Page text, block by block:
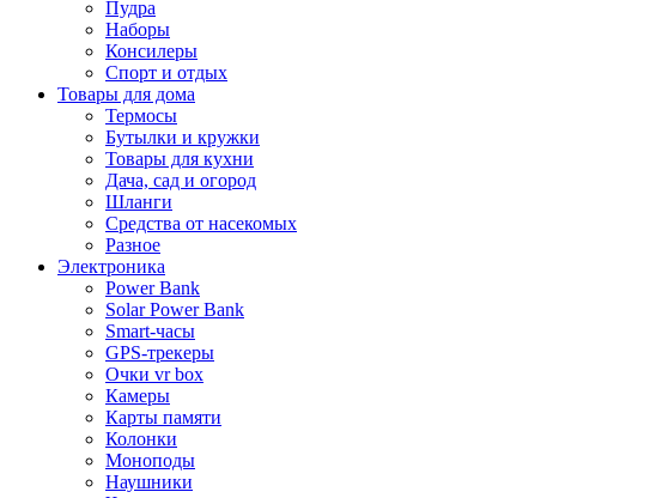
Пудра
Наборы
Консилеры
Спорт и отдых
Товары для дома
Термосы
Бутылки и кружки
Товары для кухни
Дача, сад и огород
Шланги
Средства от насекомых
Разное
Электроника
Power Bank
Solar Power Bank
Smart-часы
GPS-трекеры
Очки vr box
Камеры
Карты памяти
Колонки
Моноподы
Наушники